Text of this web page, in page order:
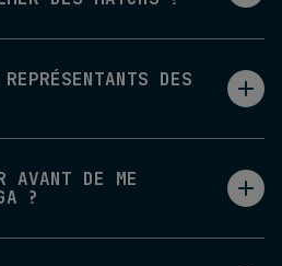
DES
AVANT DE ME
?